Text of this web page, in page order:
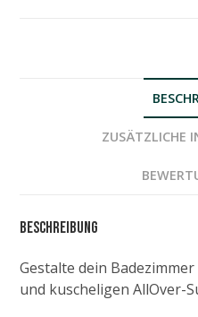
ZUSÄTZLICHE
Beschreibung
Gestalte dein
und kuscheligen AllOver-